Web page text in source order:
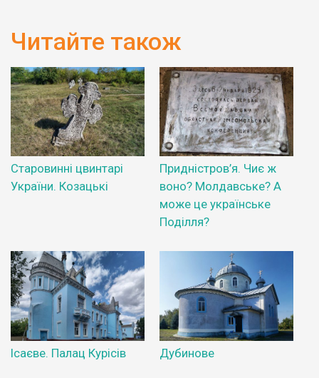
Читайте також
Старовинні цвинтарі
України. Козацькі
Придністров’я. Чиє ж
воно? Молдавське? А
може це українське
Поділля?
Ісаєве. Палац Курісів Дубинове